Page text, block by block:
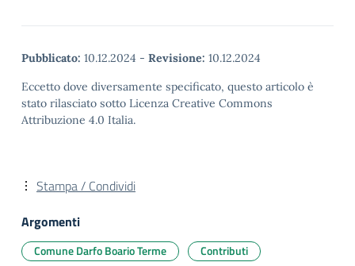
Pubblicato: 10.12.2024 - Revisione: 10.12.2024
Eccetto dove diversamente specificato, questo articolo è
stato rilasciato sotto Licenza Creative Commons
Attribuzione 4.0 Italia.
Stampa / Condividi
Argomenti
Comune Darfo Boario Terme
Contributi